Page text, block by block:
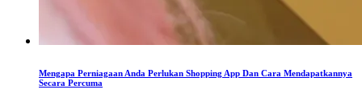
Mengapa Perniagaan Anda Perlukan Shopping App Dan Cara Mendapatkannya
Secara Percuma